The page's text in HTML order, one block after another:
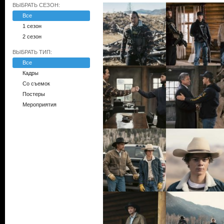
ВЫБРАТЬ СЕЗОН:
Все
1 сезон
2 сезон
ВЫБРАТЬ ТИП:
Все
Кадры
Со съемок
Постеры
Мероприятия